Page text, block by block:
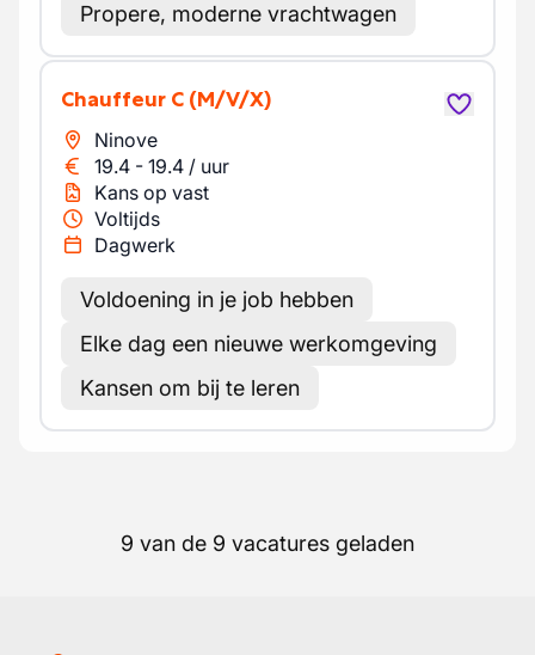
Propere, moderne vrachtwagen
Chauffeur C (M/V/X)
Ninove
19.4 - 19.4 / uur
Kans op vast
Voltijds
Dagwerk
Voldoening in je job hebben
Elke dag een nieuwe werkomgeving
Kansen om bij te leren
9 van de 9 vacatures geladen